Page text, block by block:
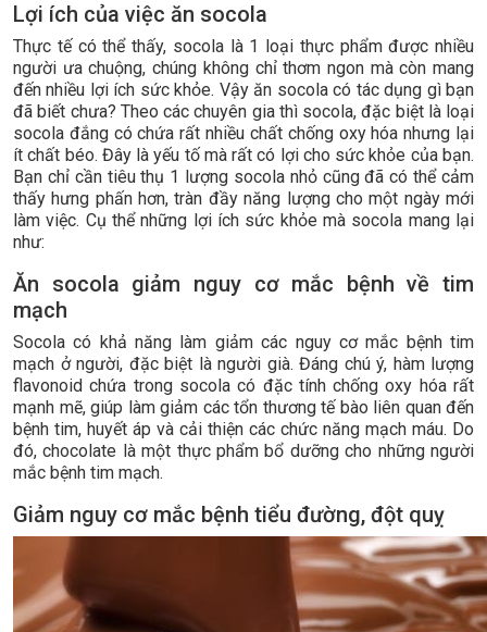
Lợi ích của việc ăn socola
Thực tế có thể thấy, socola là 1 loại thực phẩm được nhiều
người ưa chuộng, chúng không chỉ thơm ngon mà còn mang
đến nhiều lợi ích sức khỏe. Vậy ăn socola có tác dụng gì bạn
đã biết chưa? Theo các chuyên gia thì socola, đặc biệt là loại
socola đắng có chứa rất nhiều chất chống oxy hóa nhưng lại
ít chất béo. Đây là yếu tố mà rất có lợi cho sức khỏe của bạn.
Bạn chỉ cần tiêu thụ 1 lượng socola nhỏ cũng đã có thể cảm
thấy hưng phấn hơn, tràn đầy năng lượng cho một ngày mới
làm việc. Cụ thể những lợi ích sức khỏe mà socola mang lại
như:
Ăn socola giảm nguy cơ mắc bệnh về tim
mạch
Socola có khả năng làm giảm các nguy cơ mắc bệnh tim
mạch ở người, đặc biệt là người già. Đáng chú ý, hàm lượng
flavonoid chứa trong socola có đặc tính chống oxy hóa rất
mạnh mẽ, giúp làm giảm các tổn thương tế bào liên quan đến
bệnh tim, huyết áp và cải thiện các chức năng mạch máu. Do
đó, chocolate là một thực phẩm bổ dưỡng cho những người
mắc bệnh tim mạch.
Giảm nguy cơ mắc bệnh tiểu đường, đột quỵ